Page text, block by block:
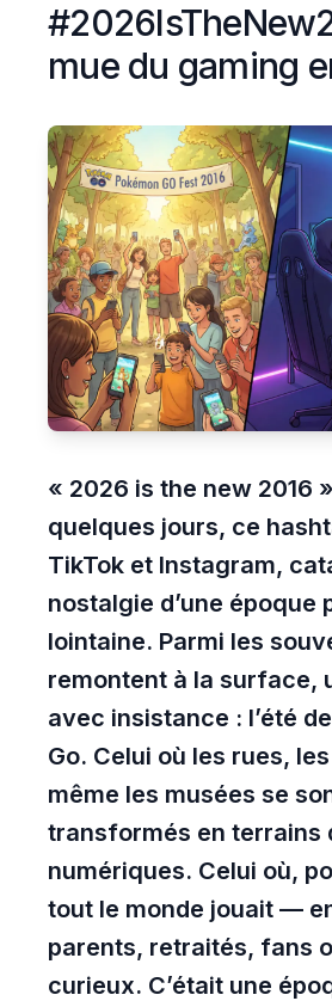
mue du gaming
« 2026 is the new 2016
quelques jours, ce
TikTok et Instagram,
nostalgie d’une époque
lointaine. Parmi les
remontent à la surface,
avec insistance : l’été
Go. Celui où les rues,
même les musées se
transformés en terrains
numériques. Celui où,
tout le monde jouait —
parents, retraités, fans
curieux. C’était une